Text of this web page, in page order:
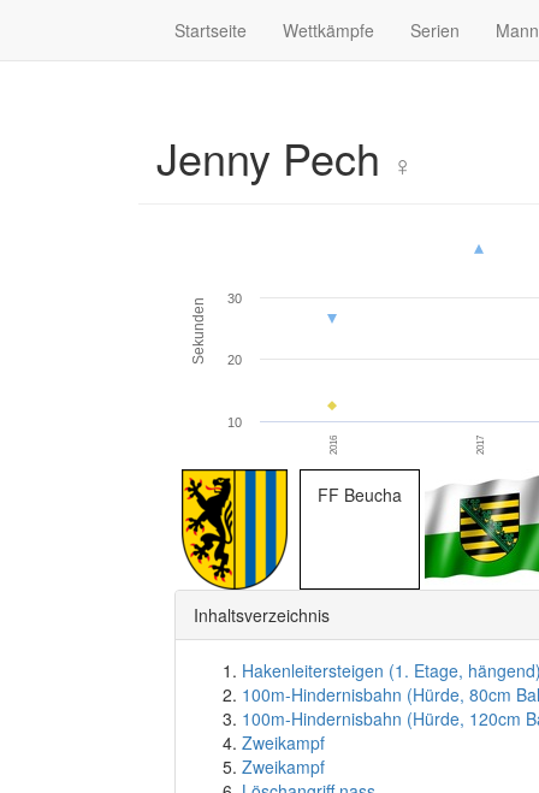
Startseite Wettkämpfe Serien
Jenny Pech ♀
Sekunden
2016 2017
10
20
30
FF Beucha
Inhaltsverzeichnis
Hakenleitersteigen (1. Etage,
100m-Hindernisbahn (Hürde, 80cm
100m-Hindernisbahn (Hürde, 120cm
Zweikampf
Zweikampf